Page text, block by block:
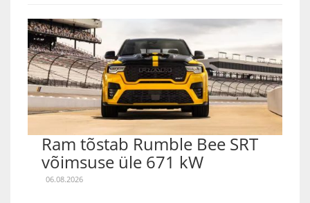
Ram tõstab Rumble Bee SRT
võimsuse üle 671 kW
06.08.2026